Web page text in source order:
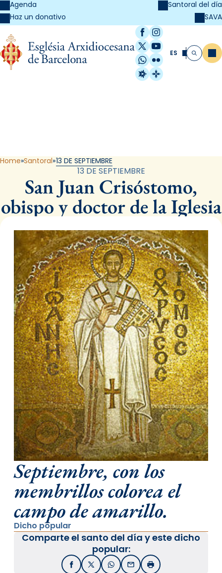
Agenda
Haz un donativo
Santoral del día
SAVA
Facebook
Instagram
X / Twitter
YouTube
WhatsApp
Flickr
Radio Estel
Catalunya
ES Buscar
Home Santoral 13 DE SEPTIEMBRE
13 DE SEPTIEMBRE
San Juan Crisóstomo,
obispo y doctor de la Iglesia
Septiembre, con los
membrillos colorea el
campo de amarillo.
Dicho popular
Comparte el santo del día y este dicho
popular:
FacebookX / TwitterWhatsApp
EmailImprimir